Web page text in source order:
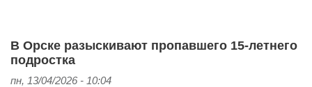
В Орске разыскивают пропавшего 15-летнего
подростка
пн, 13/04/2026 - 10:04